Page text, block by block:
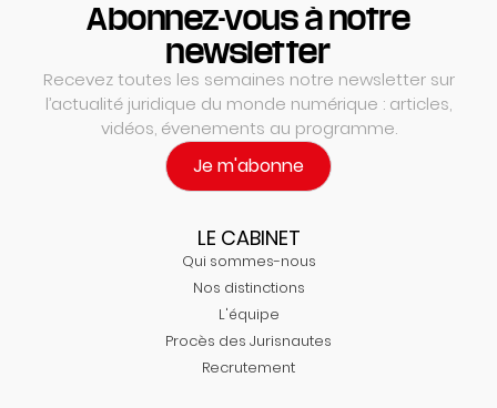
Abonnez-vous à notre
newsletter
Recevez toutes les semaines notre newsletter sur
l’actualité juridique du monde numérique : articles,
vidéos, évenements au programme.
Je m'abonne
LE CABINET
Qui sommes-nous
Nos distinctions
L'équipe
Procès des Jurisnautes
Recrutement